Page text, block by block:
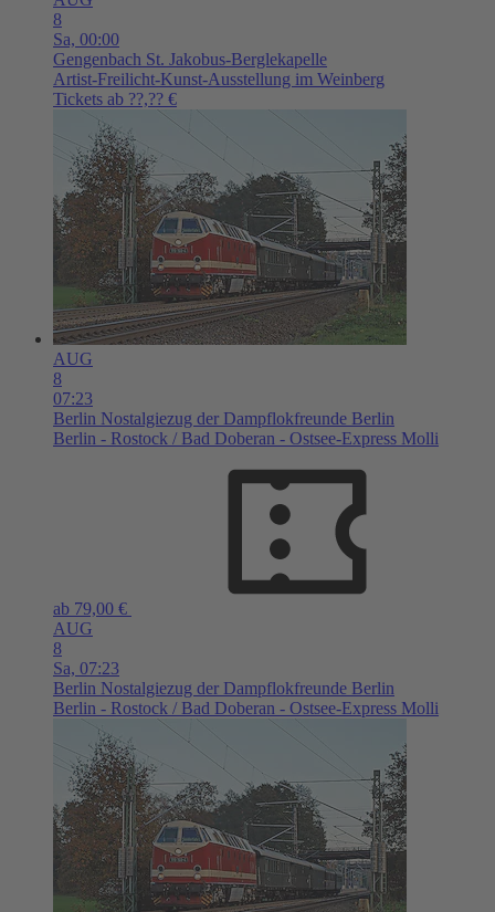
8
Sa, 00:00
Gengenbach St. Jakobus-Berglekapelle
Artist-Freilicht-Kunst-Ausstellung im Weinberg
Tickets ab ??,?? €
AUG
8
07:23
Berlin Nostalgiezug der Dampflokfreunde Berlin
Berlin - Rostock / Bad Doberan - Ostsee-Express Molli
ab 79,00 €
AUG
8
Sa, 07:23
Berlin Nostalgiezug der Dampflokfreunde Berlin
Berlin - Rostock / Bad Doberan - Ostsee-Express Molli